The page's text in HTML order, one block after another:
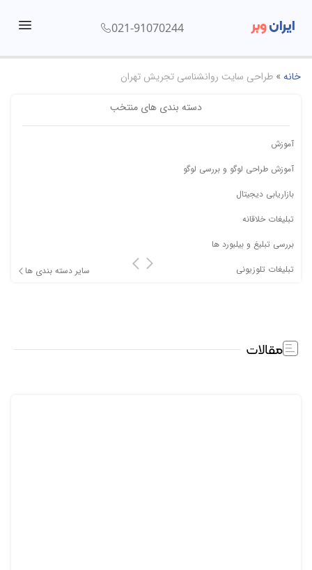
ایرانوبر 021-91070244
خانه» طراحی سایت روانشناسی تجریش تهران
دسته بندی های منتخب
آموزش
آموزش طراحی لوگو و بررسی لوگو
بازاریابی دیجیتال
تبلیغات خلاقانه
بررسی تبلیغ و بیلبورد ها
تبلیغات تلوزیونی
سایر دسته بندی ها
مقالات